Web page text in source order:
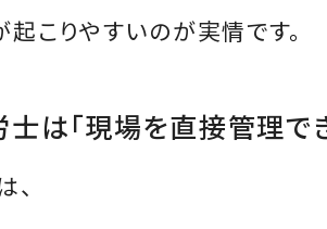
起こりやすいのが実情です。
は「現場を直接管理で
、